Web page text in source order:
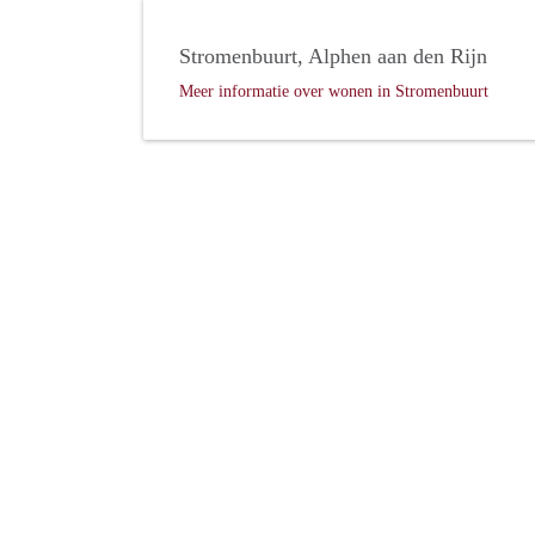
Stromenbuurt, Alphen aan den Rijn
Meer informatie over wonen in Stromenbuurt